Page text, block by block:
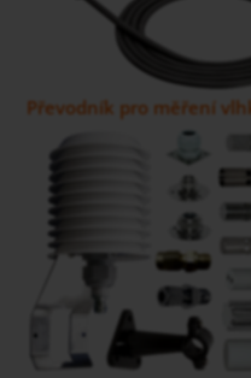
Převodník pro měření